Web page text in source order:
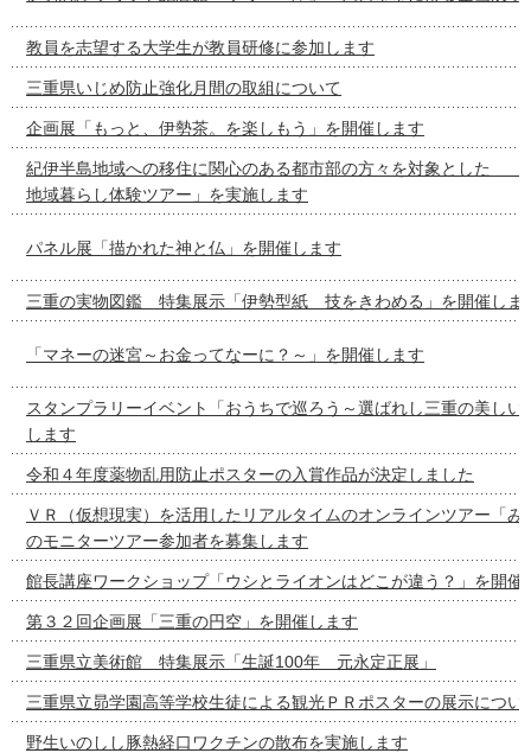
教員を志望する大学生が教員研修に参加します
三重県いじめ防止強化月間の取組について
企画展「もっと、伊勢茶。を楽しもう」を開催します
紀伊半島地域への移住に関心のある都市部の方々を対象とし
地域暮らし体験ツアー」を実施します
パネル展「描かれた神と仏」を開催します
三重の実物図鑑 特集展示「伊勢型紙 技をきわめる」を開催しま
「マネーの迷宮～お金ってなーに？～」を開催します
スタンプラリーイベント「おうちで巡ろう～選ばれし三重の美しい
します
令和４年度薬物乱用防止ポスターの入賞作品が決定しました
ＶＲ（仮想現実）を活用したリアルタイムのオンラインツアー「み
のモニターツアー参加者を募集します
館長講座ワークショップ「ウシとライオンはどこが違う？」を開催
第３２回企画展「三重の円空」を開催します
三重県立美術館 特集展示「生誕100年 元永定正展」
三重県立昴学園高等学校生徒による観光ＰＲポスターの展示につい
野生いのしし豚熱経口ワクチンの散布を実施します